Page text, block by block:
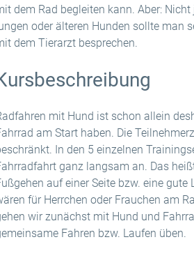
dem Rad begleiten kann. Aber:
oder älteren Hunden sollte man
dem Tierarzt besprechen.
mit Hund ist schon allein
am Start haben. Die
In den 5 einzelnen
ganz langsam an. Das
auf einer Seite bzw. eine
für Herrchen oder Frauchen am
wir zunächst mit Hund und
Fahren bzw. Laufen üben.